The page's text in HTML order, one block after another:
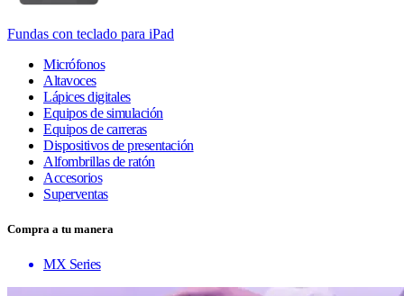
Fundas con teclado para iPad
Micrófonos
Altavoces
Lápices digitales
Equipos de simulación
Equipos de carreras
Dispositivos de presentación
Alfombrillas de ratón
Accesorios
Superventas
Compra a tu manera
MX Series